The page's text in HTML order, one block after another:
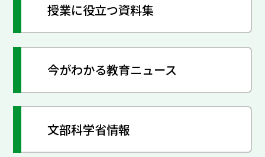
授業に役立つ資料集
今がわかる教育ニュース
文部科学省情報